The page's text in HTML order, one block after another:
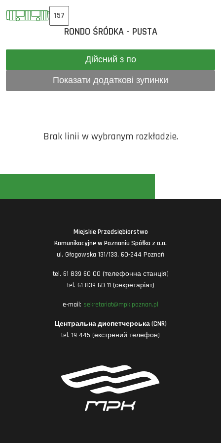
157
RONDO ŚRÓDKA - PUSTA
Дійсний з по
Показати додаткові зупинки
Brak linii w wybranym rozkładzie.
Miejskie Przedsiębiorstwo
Komunikacyjne w Poznaniu Spółka z o.o.
ul. Głogowska 131/133, 60-244 Poznań
tel. 61 839 60 00 (телефонна станція)
tel. 61 839 60 11 (секретаріат)
e-mail: sekretariat@mpk.poznan.pl
Центральна диспетчерська (CNR)
tel. 19 445 (екстрений телефон)